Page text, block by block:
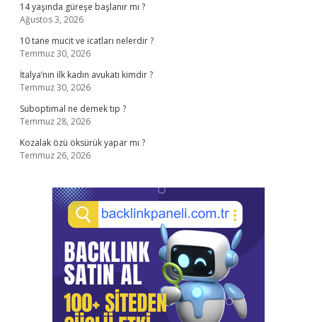
14 yaşında güreşe başlanır mı ?
Ağustos 3, 2026
10 tane mucit ve icatları nelerdir ?
Temmuz 30, 2026
İtalya’nın ilk kadın avukatı kimdir ?
Temmuz 30, 2026
Suboptimal ne demek tıp ?
Temmuz 28, 2026
Kozalak özü öksürük yapar mı ?
Temmuz 26, 2026